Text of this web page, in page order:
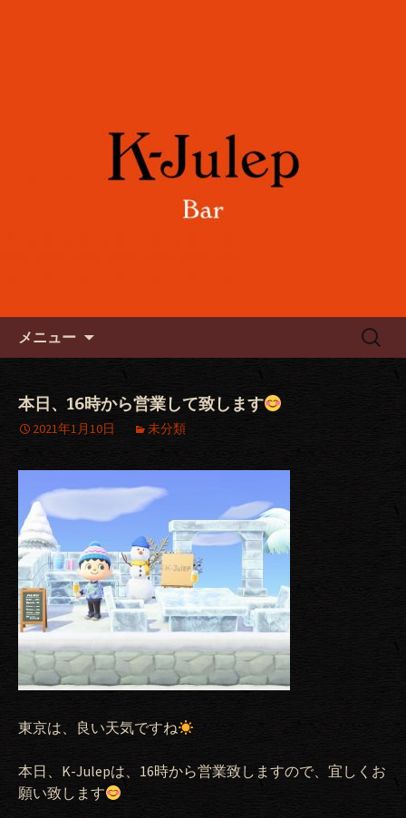
メニュー
検
本日、16時から営業して致します
2021年1月10日 未分類
東京は、良い天気ですね
本日、K-Julepは、16時から営業致しますので、宜しくお
願い致します